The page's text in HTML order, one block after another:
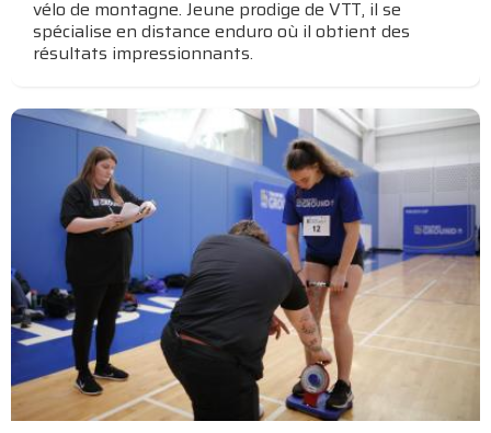
vélo de montagne. Jeune prodige de VTT, il se
spécialise en distance enduro où il obtient des
résultats impressionnants.